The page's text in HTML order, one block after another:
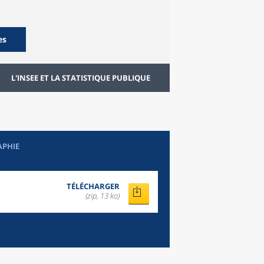
L'INSEE ET LA STATISTIQUE PUBLIQUE
TÉLÉCHARGER
(zip, 13 ko)